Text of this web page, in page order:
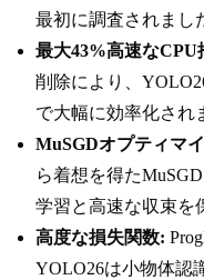
最初に調査されまし
最大43%高速なCPU
削除により、
で大幅に効率化され
MuSGDオプティマ
ら着想を得た
学習と高速な収束を
高度な損失関数:
YOLO26は小物体認